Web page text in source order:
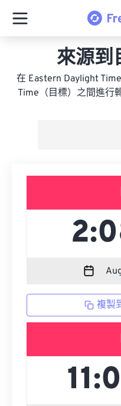
來源到
在 Eastern Daylight
Time（目標）之間進行
複製